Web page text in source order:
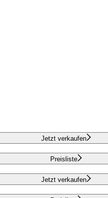
Jetzt verkaufen
Preisliste
Jetzt verkaufen